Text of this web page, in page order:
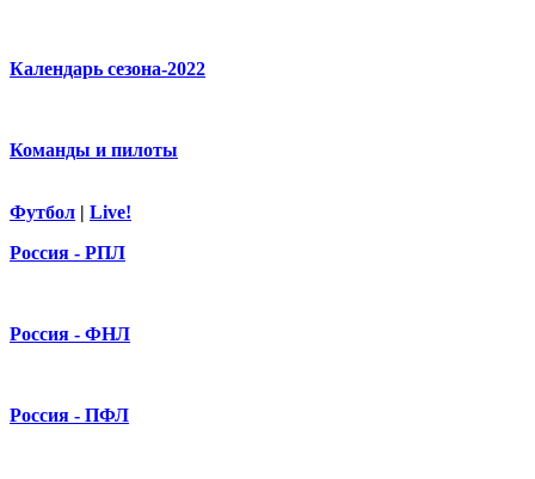
Календарь сезона-2022
Команды и пилоты
Футбол | Live!
Россия - РПЛ
Россия - ФНЛ
Россия - ПФЛ